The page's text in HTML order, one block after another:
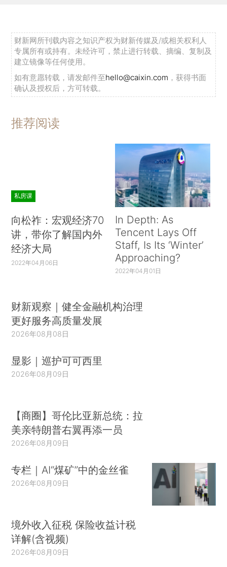
财新网所刊载内容之知识产权为财新传媒及/或相关权利人
专属所有或持有。未经许可，禁止进行转载、摘编、复制及
建立镜像等任何使用。
如有意愿转载，请发邮件至hello@caixin.com ，获得书面
确认及授权后，方可转载。
推荐阅读
私房课
向松祚：宏观经济70
讲，带你了解国内外
经济大局
2022年04月06日
In Depth: As
Tencent Lays Off
Staff, Is Its ‘Winter’
Approaching?
2022年04月01日
财新观察｜健全金融机构治理
更好服务高质量发展
2026年08月08日
显影｜巡护可可西里
2026年08月09日
【商圈】哥伦比亚新总统：拉
美亲特朗普右翼再添一员
2026年08月09日
专栏｜AI“煤矿”中的金丝雀
2026年08月09日
境外收入征税 保险收益计税
详解(含视频)
2026年08月09日